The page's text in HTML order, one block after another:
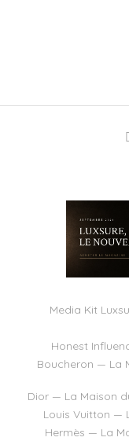
Media Kit
Honest
Boucheron — La
Dior — La Maison
Louis Vuitton —
Hermès — La